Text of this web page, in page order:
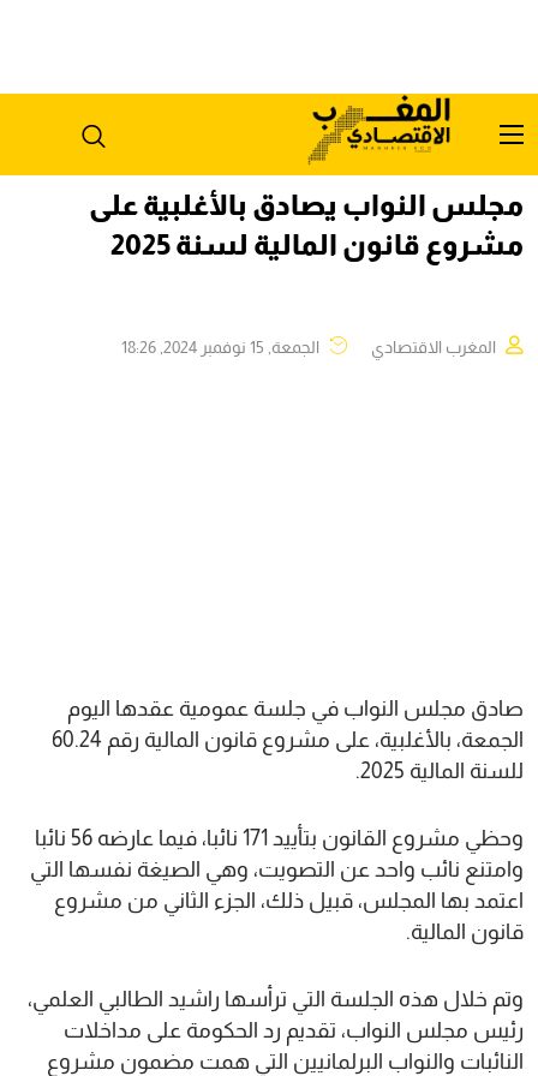
مجلس النواب يصادق بالأغلبية على
مشروع قانون المالية لسنة 2025
المغرب الاقتصادي الجمعة, 15 نوفمبر 2024, 18:26
صادق مجلس النواب في جلسة عمومية عقدها اليوم
الجمعة، بالأغلبية، على مشروع قانون المالية رقم 60.24
للسنة المالية 2025.
وحظي مشروع القانون بتأييد 171 نائبا، فيما عارضه 56 نائبا
وامتنع نائب واحد عن التصويت، وهي الصيغة نفسها التي
اعتمد بها المجلس، قبيل ذلك، الجزء الثاني من مشروع
قانون المالية.
وتم خلال هذه الجلسة التي ترأسها راشيد الطالبي العلمي،
رئيس مجلس النواب، تقديم رد الحكومة على مداخلات
النائبات والنواب البرلمانيين التي همت مضمون مشروع